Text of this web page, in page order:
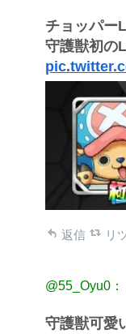
チョッパー
守護獣初の
返信 リ
@55_Oyu0：
守護獣可愛